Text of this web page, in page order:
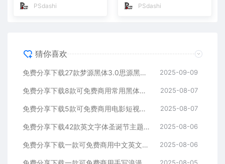
PSdashi PSdashi
猜你喜欢
免费分享下载27款梦源黑体3.0思源黑体升级版可以免费商用字体包中文简体PS设计师必备Win Mac软件工具常用ttf格式合集 2025-09-09
免费分享下载8款可免费商用常用黑体合集中英文字体素材库包PS大师网站汇总平面设计师宣传海报广告ttf格式名称不侵权短视频自媒体 2025-08-07
免费分享下载5款可免费商用电影短视频抖音快手小红书自媒体高级电影感Vlog英文字体素材库PS大师网平面设计宣传海报广告ttf格式 2025-08-07
免费分享下载42款英文字体圣诞节主题手写艺术卡通安装包PS大师网可免费商用Procreate海报宣传册模板节日活动电商设计素材库 2025-08-06
免费分享下载一款可免费商用中文英文字体素材库PS大师网平面设计手写卡通动漫儿童可爱短视频宣传通用抖音快手小红书自媒体ttf格式 2025-08-06
2025-08-05